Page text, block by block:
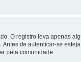
O registro leva apenas
de autenticar-se
pela comunidade.